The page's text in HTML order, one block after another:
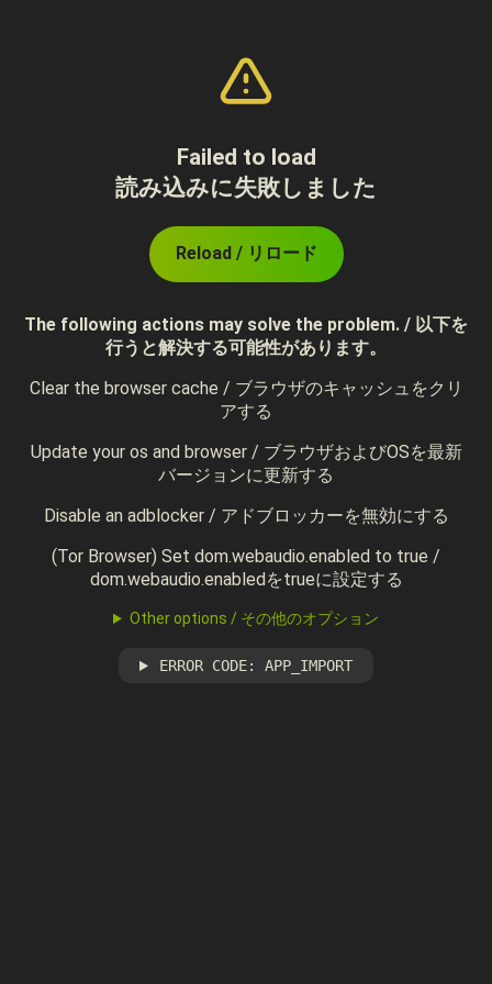
Failed to load
読み込みに失敗しました
Reload / リロード
The following actions may solve the problem. / 以下を
行うと解決する可能性があります。
Clear the browser cache / ブラウザのキャッシュをクリ
アする
Update your os and browser / ブラウザおよびOSを最新
バージョンに更新する
Disable an adblocker / アドブロッカーを無効にする
(Tor Browser) Set dom.webaudio.enabled to true /
dom.webaudio.enabledをtrueに設定する
Other options / その他のオプション
ERROR CODE: APP_IMPORT